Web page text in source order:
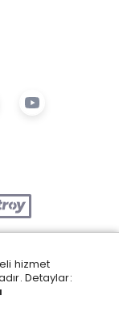
hizmet
Detaylar: